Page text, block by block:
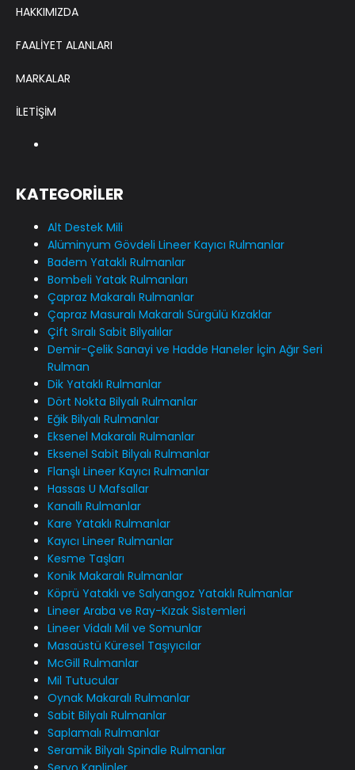
HAKKIMIZDA
FAALİYET ALANLARI
MARKALAR
İLETİŞİM
KATEGORİLER
Alt Destek Mili
Alüminyum Gövdeli Lineer Kayıcı Rulmanlar
Badem Yataklı Rulmanlar
Bombeli Yatak Rulmanları
Çapraz Makaralı Rulmanlar
Çapraz Masuralı Makaralı Sürgülü Kızaklar
Çift Sıralı Sabit Bilyalılar
Demir-Çelik Sanayi ve Hadde Haneler İçin Ağır Seri
Rulman
Dik Yataklı Rulmanlar
Dört Nokta Bilyalı Rulmanlar
Eğik Bilyalı Rulmanlar
Eksenel Makaralı Rulmanlar
Eksenel Sabit Bilyalı Rulmanlar
Flanşlı Lineer Kayıcı Rulmanlar
Hassas U Mafsallar
Kanallı Rulmanlar
Kare Yataklı Rulmanlar
Kayıcı Lineer Rulmanlar
Kesme Taşları
Konik Makaralı Rulmanlar
Köprü Yataklı ve Salyangoz Yataklı Rulmanlar
Lineer Araba ve Ray-Kızak Sistemleri
Lineer Vidalı Mil ve Somunlar
Masaüstü Küresel Taşıyıcılar
McGill Rulmanlar
Mil Tutucular
Oynak Makaralı Rulmanlar
Sabit Bilyalı Rulmanlar
Saplamalı Rulmanlar
Seramik Bilyalı Spindle Rulmanlar